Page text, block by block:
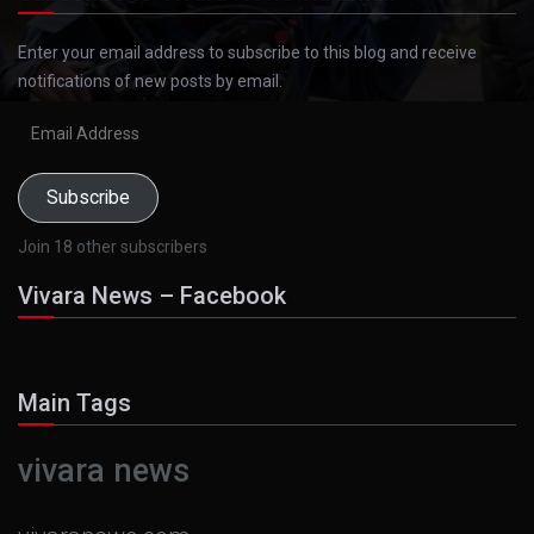
Enter your email address to subscribe to this blog and receive
notifications of new posts by email.
Subscribe
Join 18 other subscribers
Vivara News – Facebook
Main Tags
vivara news